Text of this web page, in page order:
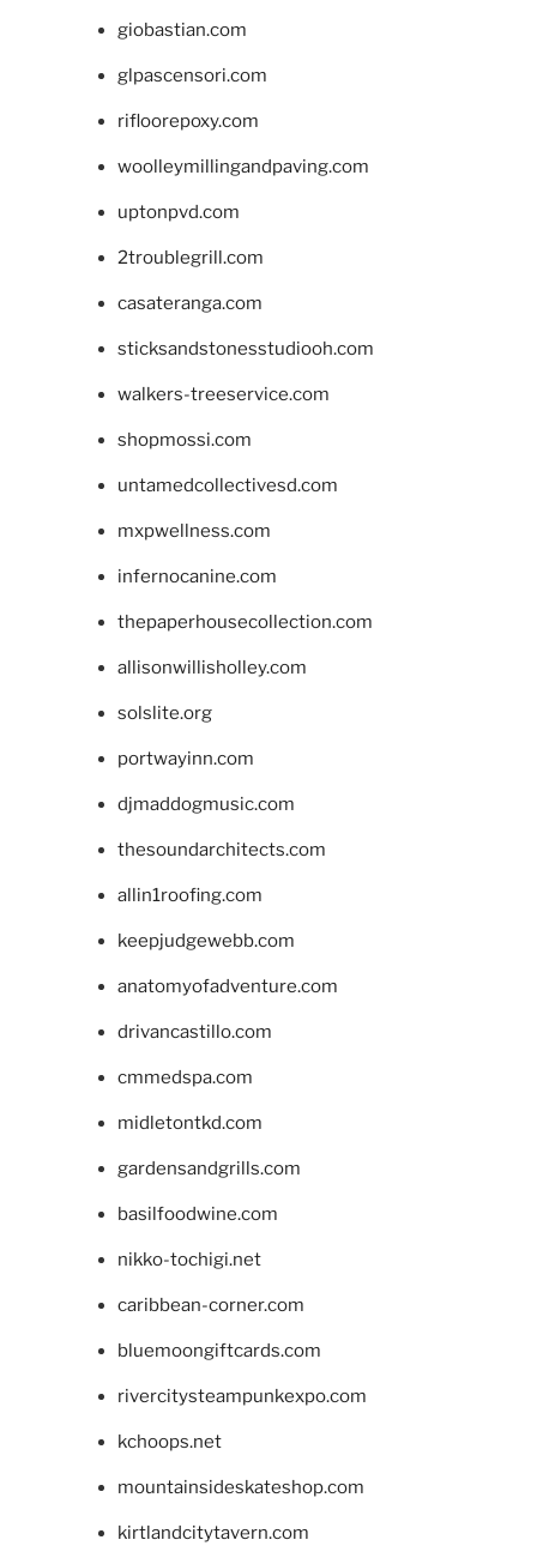
giobastian.com
glpascensori.com
rifloorepoxy.com
woolleymillingandpaving.com
uptonpvd.com
2troublegrill.com
casateranga.com
sticksandstonesstudiooh.com
walkers-treeservice.com
shopmossi.com
untamedcollectivesd.com
mxpwellness.com
infernocanine.com
thepaperhousecollection.com
allisonwillisholley.com
solslite.org
portwayinn.com
djmaddogmusic.com
thesoundarchitects.com
allin1roofing.com
keepjudgewebb.com
anatomyofadventure.com
drivancastillo.com
cmmedspa.com
midletontkd.com
gardensandgrills.com
basilfoodwine.com
nikko-tochigi.net
caribbean-corner.com
bluemoongiftcards.com
rivercitysteampunkexpo.com
kchoops.net
mountainsideskateshop.com
kirtlandcitytavern.com